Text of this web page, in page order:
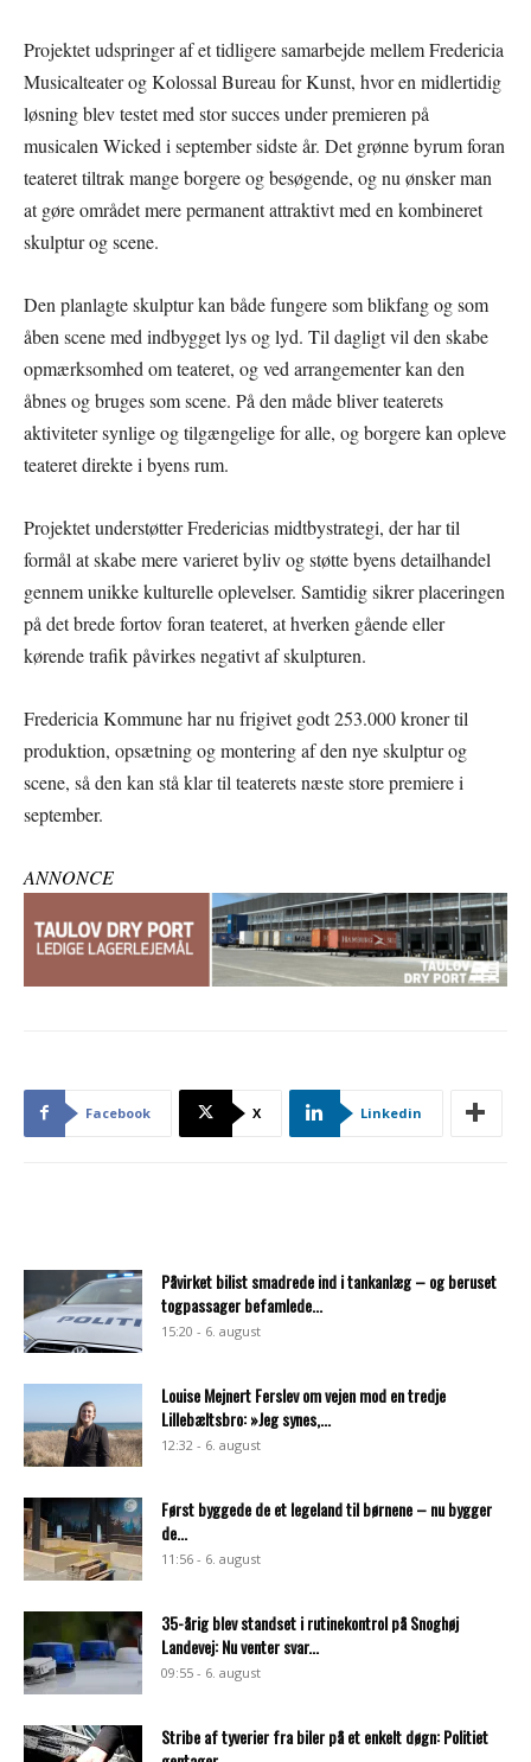
Projektet udspringer af et tidligere samarbejde mellem Fredericia
Musicalteater og Kolossal Bureau for Kunst, hvor en midlertidig
løsning blev testet med stor succes under premieren på
musicalen Wicked i september sidste år. Det grønne byrum foran
teateret tiltrak mange borgere og besøgende, og nu ønsker man
at gøre området mere permanent attraktivt med en kombineret
skulptur og scene.
Den planlagte skulptur kan både fungere som blikfang og som
åben scene med indbygget lys og lyd. Til dagligt vil den skabe
opmærksomhed om teateret, og ved arrangementer kan den
åbnes og bruges som scene. På den måde bliver teaterets
aktiviteter synlige og tilgængelige for alle, og borgere kan opleve
teateret direkte i byens rum.
Projektet understøtter Fredericias midtbystrategi, der har til
formål at skabe mere varieret byliv og støtte byens detailhandel
gennem unikke kulturelle oplevelser. Samtidig sikrer placeringen
på det brede fortov foran teateret, at hverken gående eller
kørende trafik påvirkes negativt af skulpturen.
Fredericia Kommune har nu frigivet godt 253.000 kroner til
produktion, opsætning og montering af den nye skulptur og
scene, så den kan stå klar til teaterets næste store premiere i
september.
ANNONCE
Facebook X Linkedin
Påvirket bilist smadrede ind i tankanlæg – og beruset
togpassager befamlede...
15:20 - 6. august
Louise Mejnert Ferslev om vejen mod en tredje
Lillebæltsbro: »Jeg synes,...
12:32 - 6. august
Først byggede de et legeland til børnene – nu bygger
de...
11:56 - 6. august
35-årig blev standset i rutinekontrol på Snoghøj
Landevej: Nu venter svar...
09:55 - 6. august
Stribe af tyverier fra biler på et enkelt døgn: Politiet